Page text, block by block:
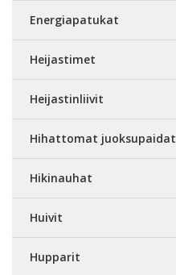
Energiapatukat
Heijastimet
Heijastinliivit
Hihattomat juoksupaidat
Hikinauhat
Huivit
Hupparit